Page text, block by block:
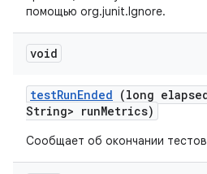
помощью org.junit.Ignore.
void
testRunEnded (long
String> runMetrics)
Сообщает об окончании